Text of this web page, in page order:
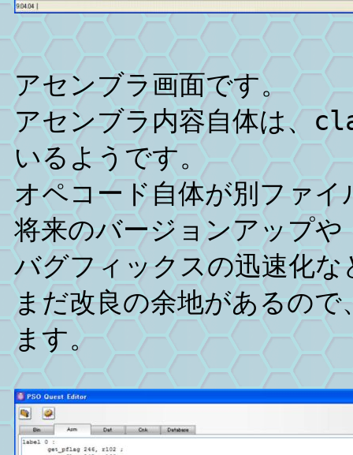
アセンブラ画面です。
アセンブラ内容自体は、
いるようです。
オペコード自体が別ファ
将来のバージョンアップや
バグフィックスの迅速化
まだ改良の余地があるの
ます。